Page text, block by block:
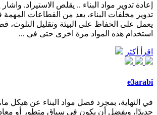
إعادة تدوير مواد البناء .. يقلص الاستيراد.
تدوير مخلفات البناء، يعد من القطاعات المهمة
يعمل على الحفاظ على البيئة وتقليل التلوث،
استخدام هذه المواد مرة اخرى حتى في ...
اقرأ أكثر
e3arabi
في النهاية، بمجرد فصل مواد البناء عن هيكل
جديدًا، ويفضل أن يكون في سياق متطور أو معاد